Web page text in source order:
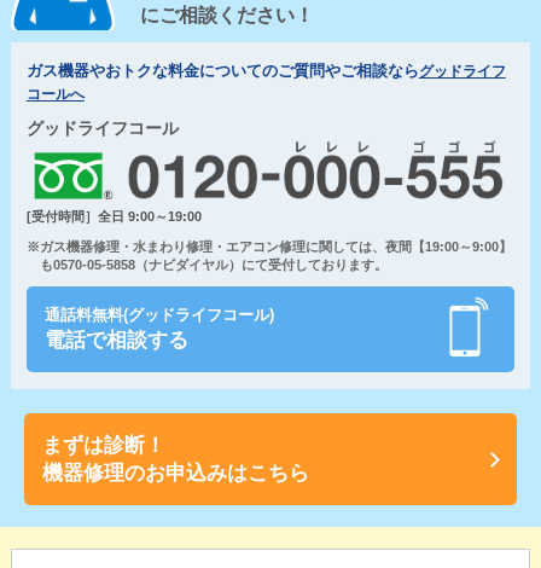
にご相談ください！
ガス機器やおトクな料金についてのご質問やご相談ならグッドライフ
コールへ
グッドライフコール
[受付時間］全日 9:00～19:00
※ガス機器修理・水まわり修理・エアコン修理に関しては、夜間【19:00～9:00】
も0570-05-5858（ナビダイヤル）にて受付しております。
通話料無料(グッドライフコール)
電話で相談する
まずは診断！
機器修理のお申込みはこちら